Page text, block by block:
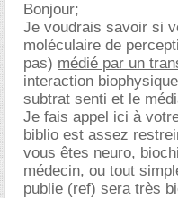
Bonjour;
Je voudrais savoir si
moléculaire de
pas) médié par un
interaction
subtrat senti et le
Je fais appel ici à
biblio est assez
vous êtes neuro,
médecin, ou tout
publie (ref) sera très